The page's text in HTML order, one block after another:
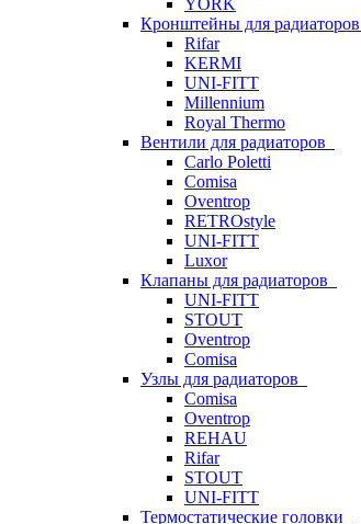
YORK
Кронштейны для радиаторов
Rifar
KERMI
UNI-FITT
Millennium
Royal Thermo
Вентили для радиаторов
Carlo Poletti
Comisa
Oventrop
RETROstyle
UNI-FITT
Luxor
Клапаны для радиаторов
UNI-FITT
STOUT
Oventrop
Comisa
Узлы для радиаторов
Comisa
Oventrop
REHAU
Rifar
STOUT
UNI-FITT
Термостатические головки